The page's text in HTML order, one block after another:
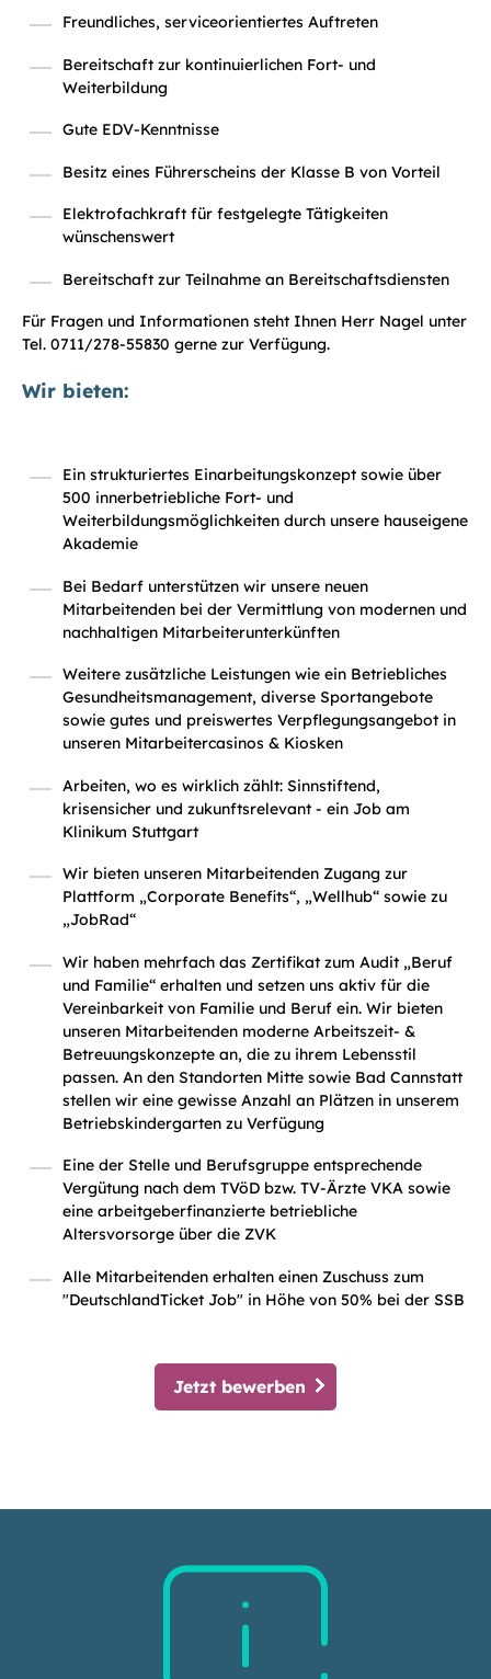
Freundliches, serviceorientiertes Auftreten
Bereitschaft zur kontinuierlichen Fort- und
Weiterbildung
Gute EDV-Kenntnisse
Besitz eines Führerscheins der Klasse B von Vorteil
Elektrofachkraft für festgelegte Tätigkeiten
wünschenswert
Bereitschaft zur Teilnahme an Bereitschaftsdiensten
Für Fragen und Informationen steht Ihnen Herr Nagel unter
Tel. 0711/278-55830 gerne zur Verfügung.
Wir bieten:
Ein strukturiertes Einarbeitungskonzept sowie über
500 innerbetriebliche Fort- und
Weiterbildungsmöglichkeiten durch unsere hauseigene
Akademie
Bei Bedarf unterstützen wir unsere neuen
Mitarbeitenden bei der Vermittlung von modernen und
nachhaltigen Mitarbeiterunterkünften
Weitere zusätzliche Leistungen wie ein Betriebliches
Gesundheitsmanagement, diverse Sportangebote
sowie gutes und preiswertes Verpflegungsangebot in
unseren Mitarbeitercasinos & Kiosken
Arbeiten, wo es wirklich zählt: Sinnstiftend,
krisensicher und zukunftsrelevant - ein Job am
Klinikum Stuttgart
Wir bieten unseren Mitarbeitenden Zugang zur
Plattform „Corporate Benefits“, „Wellhub“ sowie zu
„JobRad“
Wir haben mehrfach das Zertifikat zum Audit „Beruf
und Familie“ erhalten und setzen uns aktiv für die
Vereinbarkeit von Familie und Beruf ein. Wir bieten
unseren Mitarbeitenden moderne Arbeitszeit- &
Betreuungskonzepte an, die zu ihrem Lebensstil
passen. An den Standorten Mitte sowie Bad Cannstatt
stellen wir eine gewisse Anzahl an Plätzen in unserem
Betriebskindergarten zu Verfügung
Eine der Stelle und Berufsgruppe entsprechende
Vergütung nach dem TVöD bzw. TV-Ärzte VKA sowie
eine arbeitgeberfinanzierte betriebliche
Altersvorsorge über die ZVK
Alle Mitarbeitenden erhalten einen Zuschuss zum
"DeutschlandTicket Job" in Höhe von 50% bei der SSB
Jetzt bewerben